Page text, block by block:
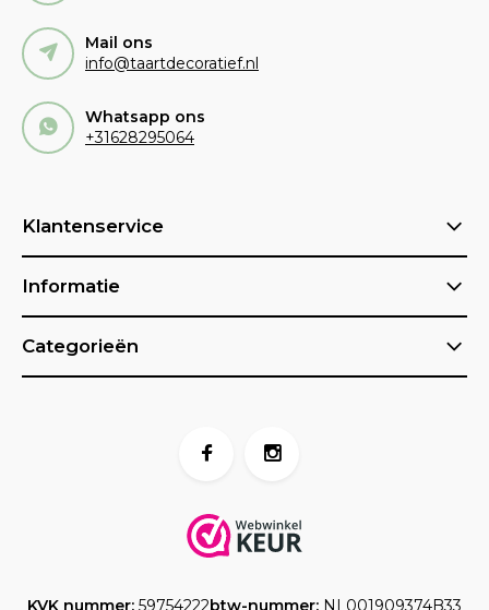
Mail ons
info@taartdecoratief.nl
Whatsapp ons
+31628295064
Klantenservice
Informatie
Categorieën
KVK nummer: 59754222btw-nummer: NL001909374B33